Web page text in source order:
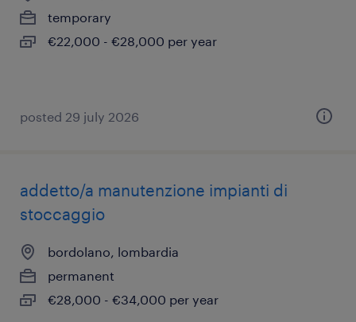
temporary
€22,000 - €28,000 per year
posted 29 july 2026
addetto/a manutenzione impianti di
stoccaggio
bordolano, lombardia
permanent
€28,000 - €34,000 per year